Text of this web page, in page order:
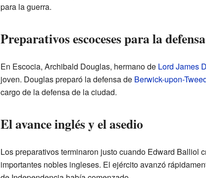
para la guerra.
Preparativos escoceses para la defensa
En Escocia, Archibald Douglas, hermano de Lord James
joven. Douglas preparó la defensa de Berwick-upon-
cargo de la defensa de la ciudad.
El avance inglés y el asedio
Los preparativos terminaron justo cuando Edward Balliol
importantes nobles ingleses. El ejército avanzó